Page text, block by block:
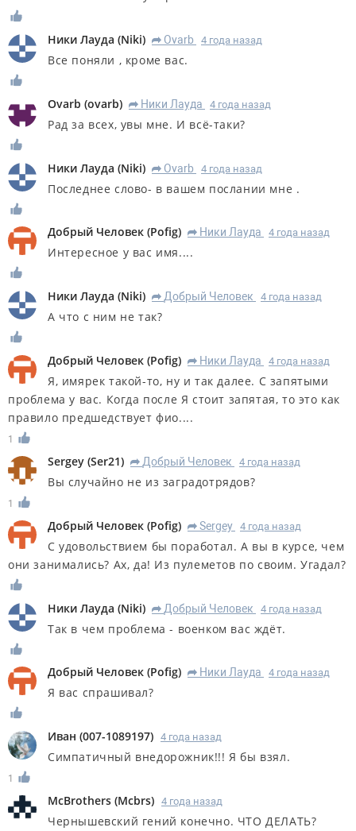
Ники Лауда (Niki) R Ovarb 4 года назад
Все поняли , кроме вас.
Ovarb (ovarb) R Ники Лауда 4 года назад
Рад за всех, увы мне. И всё-таки?
Ники Лауда (Niki) R Ovarb 4 года назад
Последнее слово- в вашем послании мне .
Добрый Человек (Pofig) R Ники Лауда 4 года назад
Интересное у вас имя....
Ники Лауда (Niki) R Добрый Человек 4 года назад
А что с ним не так?
Добрый Человек (Pofig) R Ники Лауда 4 года назад
Я, имярек такой-то, ну и так далее. С запятыми
проблема у вас. Когда после Я стоит запятая, то это как
правило предшедствует фио....
1
Sergey (Ser21) R Добрый Человек 4 года назад
Вы случайно не из заградотрядов?
1
Добрый Человек (Pofig) R Sergey 4 года назад
С удовольствием бы поработал. А вы в курсе, чем
они занимались? Ах, да! Из пулеметов по своим. Угадал?
Ники Лауда (Niki) R Добрый Человек 4 года назад
Так в чем проблема - военком вас ждёт.
Добрый Человек (Pofig) R Ники Лауда 4 года назад
Я вас спрашивал?
Иван (007-1089197) 4 года назад
Симпатичный внедорожник!!! Я бы взял.
1
McBrothers (Mcbrs) 4 года назад
Чернышевский гений конечно. ЧТО ДЕЛАТЬ?